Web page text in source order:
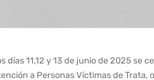
días 11,12 y 13 de junio de 2025 se
a Personas Víctimas de Trata,